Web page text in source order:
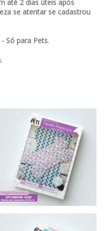
até 2 dias úteis após
se atentar se cadastrou
Só para Pets.